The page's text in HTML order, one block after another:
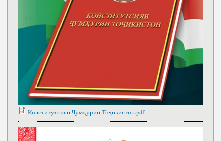
Конститутсияи Ҷумҳурии Тоҷикистон.pdf